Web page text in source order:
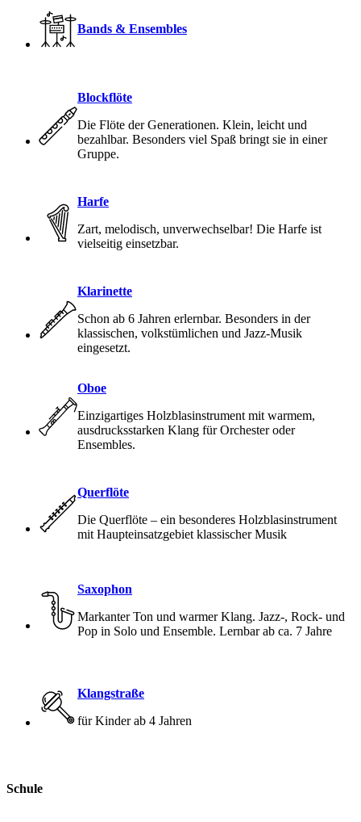
Bands & Ensembles
Blockflöte
Die Flöte der Generationen. Klein, leicht und
bezahlbar. Besonders viel Spaß bringt sie in einer
Gruppe.
Harfe
Zart, melodisch, unverwechselbar! Die Harfe ist
vielseitig einsetzbar.
Klarinette
Schon ab 6 Jahren erlernbar. Besonders in der
klassischen, volkstümlichen und Jazz-Musik
eingesetzt.
Oboe
Einzigartiges Holzblasinstrument mit warmem,
ausdrucksstarken Klang für Orchester oder
Ensembles.
Querflöte
Die Querflöte – ein besonderes Holzblasinstrument
mit Haupteinsatzgebiet klassischer Musik
Saxophon
Markanter Ton und warmer Klang. Jazz-, Rock- und
Pop in Solo und Ensemble. Lernbar ab ca. 7 Jahre
Klangstraße
für Kinder ab 4 Jahren
Schule